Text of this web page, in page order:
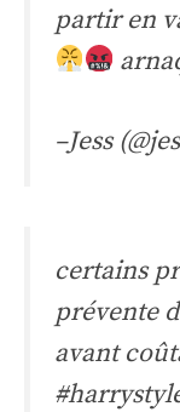
partir en
–Jess
certains
prévente
avant